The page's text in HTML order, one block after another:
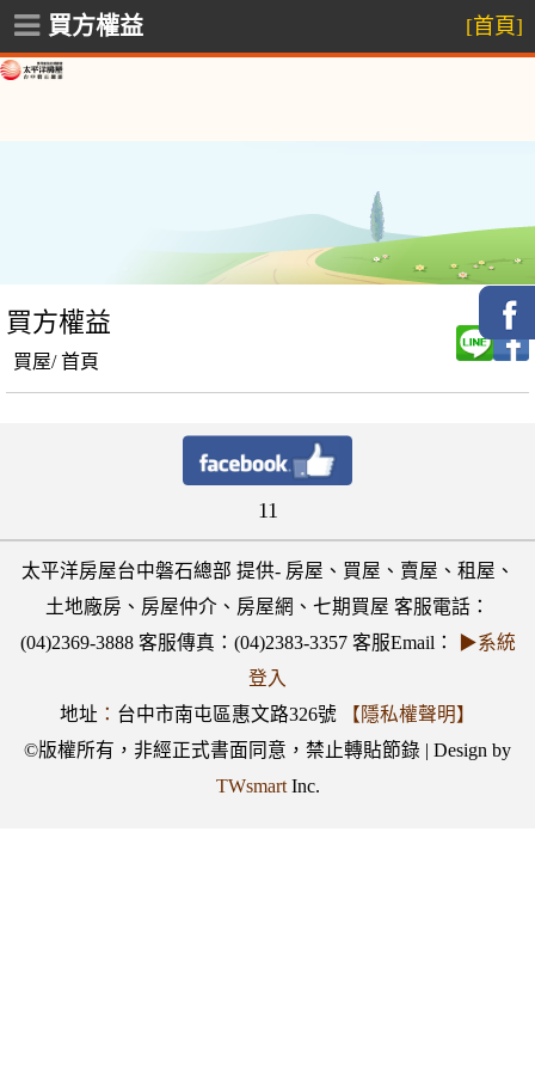
買方權益
買屋/首頁
11
太平洋房屋台中磐石總部 提供- 房屋、買屋、賣屋、租屋、
土地廠房、房屋仲介、房屋網、七期買屋 客服電話：
(04)2369-3888 客服傳真：(04)2383-3357 客服Email：
▶系統
登入
地址 ： 台中市南屯區惠文路326號
【隱私權聲明】
©版權所有，非經正式書面同意，禁止轉貼節錄 | Design by
TWsmartInc.
買方權益 [首頁]